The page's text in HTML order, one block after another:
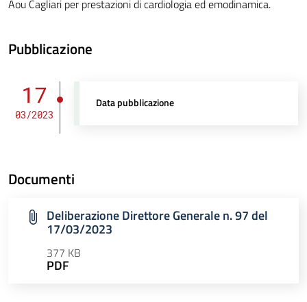
Aou Cagliari per prestazioni di cardiologia ed emodinamica.
Pubblicazione
17
03/2023
Data pubblicazione
Documenti
Deliberazione Direttore Generale n. 97 del
17/03/2023
377 KB
PDF